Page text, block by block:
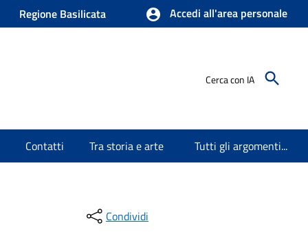
Regione Basilicata Accedi all'area personale
Cerca con IA
Contatti Tra storia e arte Tutti gli argomenti...
Condividi